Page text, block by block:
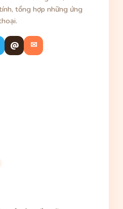
tổng hợp những ứng
@ ✉